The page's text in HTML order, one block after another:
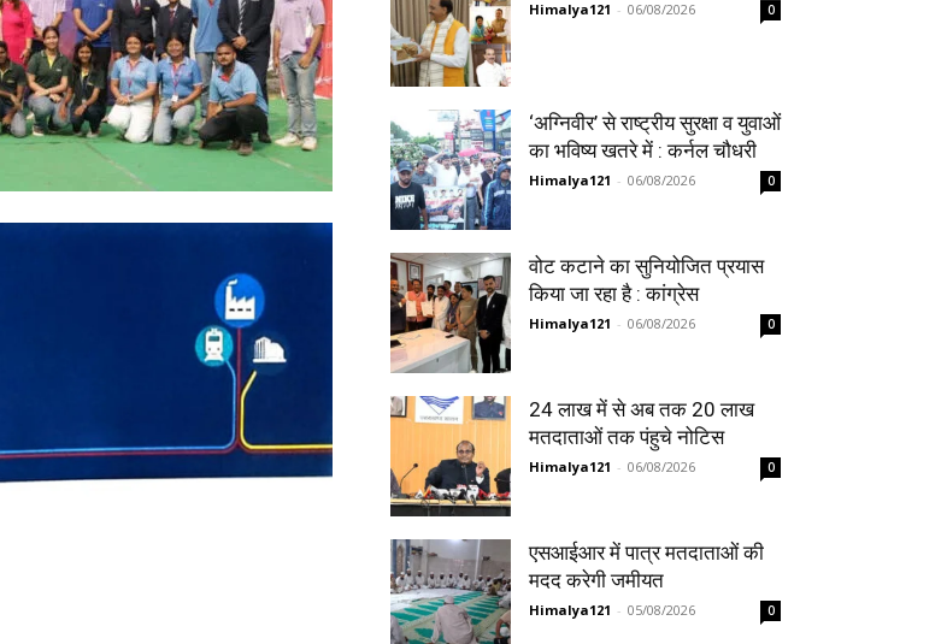
Himalya121 - 06/08/2026 0
‘अग्निवीर’ से राष्ट्रीय सुरक्षा व युवाओं
का भविष्य खतरे में : कर्नल चौधरी
Himalya121 - 06/08/2026 0
वोट कटाने का सुनियोजित प्रयास
किया जा रहा है : कांग्रेस
Himalya121 - 06/08/2026 0
24 लाख में से अब तक 20 लाख
मतदाताओं तक पंहुचे नोटिस
Himalya121 - 06/08/2026 0
एसआईआर में पात्र मतदाताओं की
मदद करेगी जमीयत
Himalya121 - 05/08/2026 0